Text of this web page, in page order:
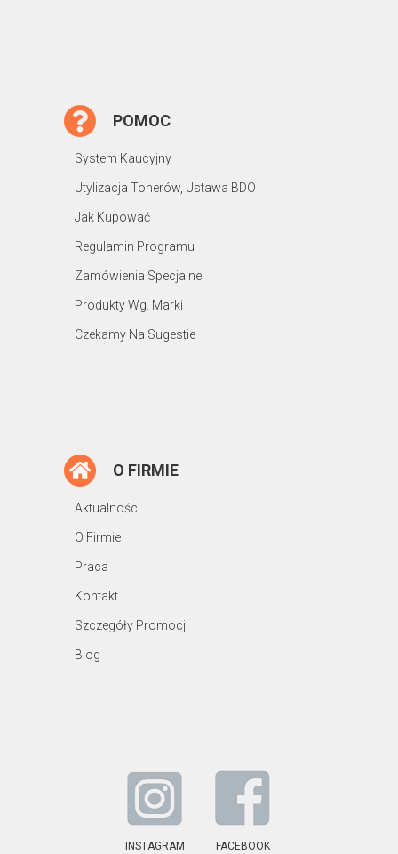
POMOC
System Kaucyjny
Utylizacja Tonerów, Ustawa BDO
Jak Kupować
Regulamin Programu
Zamówienia Specjalne
Produkty Wg. Marki
Czekamy Na Sugestie
O FIRMIE
Aktualności
O Firmie
Praca
Kontakt
Szczegóły Promocji
Blog
INSTAGRAM FACEBOOK